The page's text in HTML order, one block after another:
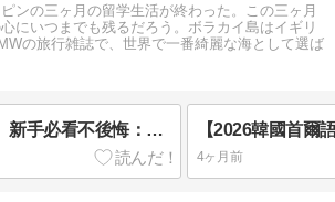
ンの三ヶ月の留学生活が終わった。この三ヶ月
にいつまでも残るだろう。ボラカイ島はイギリ
の旅行雑誌で、世界で一番綺麗な海として選ば
【室內裝潢全記錄】新手必看不後悔：如何選價格合理的設計師？絕對不要做的3種設計！
4ヶ月前